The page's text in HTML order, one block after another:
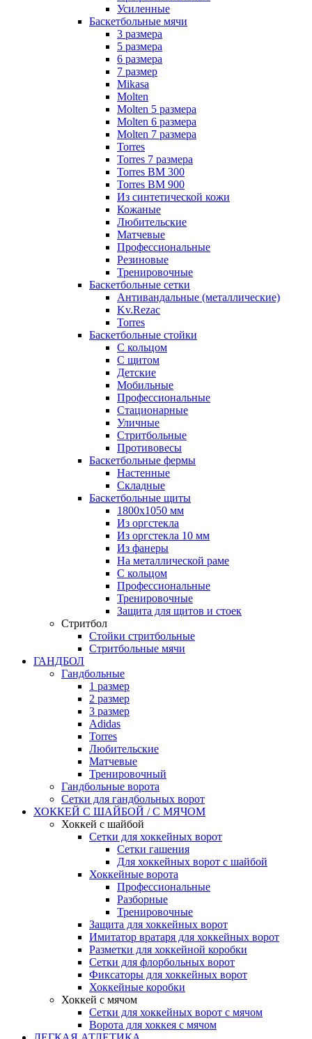
Усиленные
Баскетбольные мячи
3 размера
5 размера
6 размера
7 размер
Mikasa
Molten
Molten 5 размера
Molten 6 размера
Molten 7 размера
Torres
Torres 7 размера
Torres BM 300
Torres BM 900
Из синтетической кожи
Кожаные
Любительские
Матчевые
Профессиональные
Резиновые
Тренировочные
Баскетбольные сетки
Антивандальные (металлические)
Kv.Rezac
Torres
Баскетбольные стойки
С кольцом
С щитом
Детские
Мобильные
Профессиональные
Стационарные
Уличные
Стритбольные
Противовесы
Баскетбольные фермы
Настенные
Складные
Баскетбольные щиты
1800х1050 мм
Из оргстекла
Из оргстекла 10 мм
Из фанеры
На металлической раме
С кольцом
Профессиональные
Тренировочные
Защита для щитов и стоек
Стритбол
Стойки стритбольные
Стритбольные мячи
ГАНДБОЛ
Гандбольные
1 размер
2 размер
3 размер
Adidas
Torres
Любительские
Матчевые
Тренировочный
Гандбольные ворота
Сетки для гандбольных ворот
ХОККЕЙ С ШАЙБОЙ / С МЯЧОМ
Хоккей с шайбой
Сетки для хоккейных ворот
Сетки гашения
Для хоккейных ворот с шайбой
Хоккейные ворота
Профессиональные
Разборные
Тренировочные
Защита для хоккейных ворот
Имитатор вратаря для хоккейных ворот
Разметки для хоккейной коробки
Сетки для флорбольных ворот
Фиксаторы для хоккейных ворот
Хоккейные коробки
Хоккей с мячом
Сетки для хоккейных ворот с мячом
Ворота для хоккея с мячом